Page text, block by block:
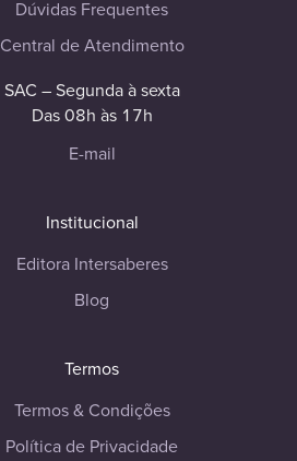
Dúvidas Frequentes
Central de Atendimento
SAC – Segunda à sexta
Das 08h às 17h
E-mail
Institucional
Editora Intersaberes
Blog
Termos
Termos & Condições
Política de Privacidade